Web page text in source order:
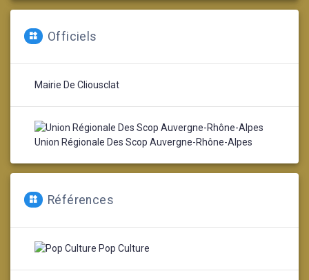
Officiels
Mairie De Cliousclat
Union Régionale Des Scop Auvergne-Rhône-Alpes
Références
Pop Culture